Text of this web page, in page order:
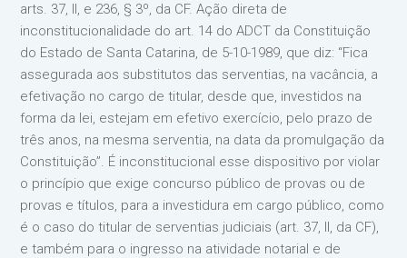
arts. 37, II, e 236, § 3º, da CF. Ação direta de
inconstitucionalidade do art. 14 do ADCT da Constituição
do Estado de Santa Catarina, de 5-10-1989, que diz: “Fica
assegurada aos substitutos das serventias, na vacância, a
efetivação no cargo de titular, desde que, investidos na
forma da lei, estejam em efetivo exercício, pelo prazo de
três anos, na mesma serventia, na data da promulgação da
Constituição”. É inconstitucional esse dispositivo por violar
o princípio que exige concurso público de provas ou de
provas e títulos, para a investidura em cargo público, como
é o caso do titular de serventias judiciais (art. 37, II, da CF),
e também para o ingresso na atividade notarial e de